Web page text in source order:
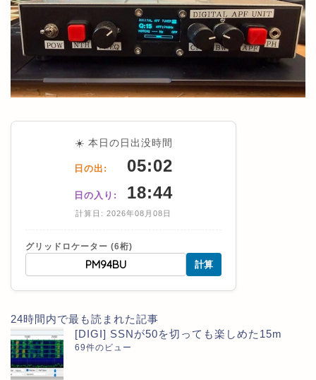
☀️ 本日の日出没時間
日の出: 05:02
日の入り: 18:44
計算日: 2026年08月08日
グリッドロケーター (6桁)
計算
24時間内で最も読まれた記事
[DIGI] SSNが50を切っても楽しめた15m
69件のビュー